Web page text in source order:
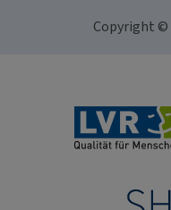
Copyright ©